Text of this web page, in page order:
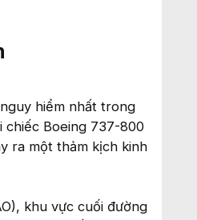
hiểm nhất trong
chiếc Boeing 737-800
ra một thảm kịch kinh
khu vực cuối đường